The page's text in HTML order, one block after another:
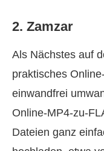
2. Zamzar
Als Nächstes auf
praktisches
einwandfrei
Online-MP4-zu-
Dateien ganz